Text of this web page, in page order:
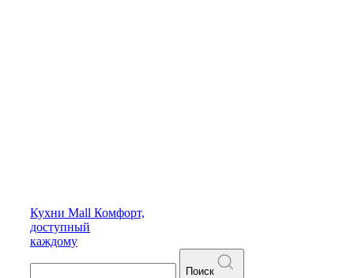
Кухни Mall Комфорт,
доступный
каждому
Поиск